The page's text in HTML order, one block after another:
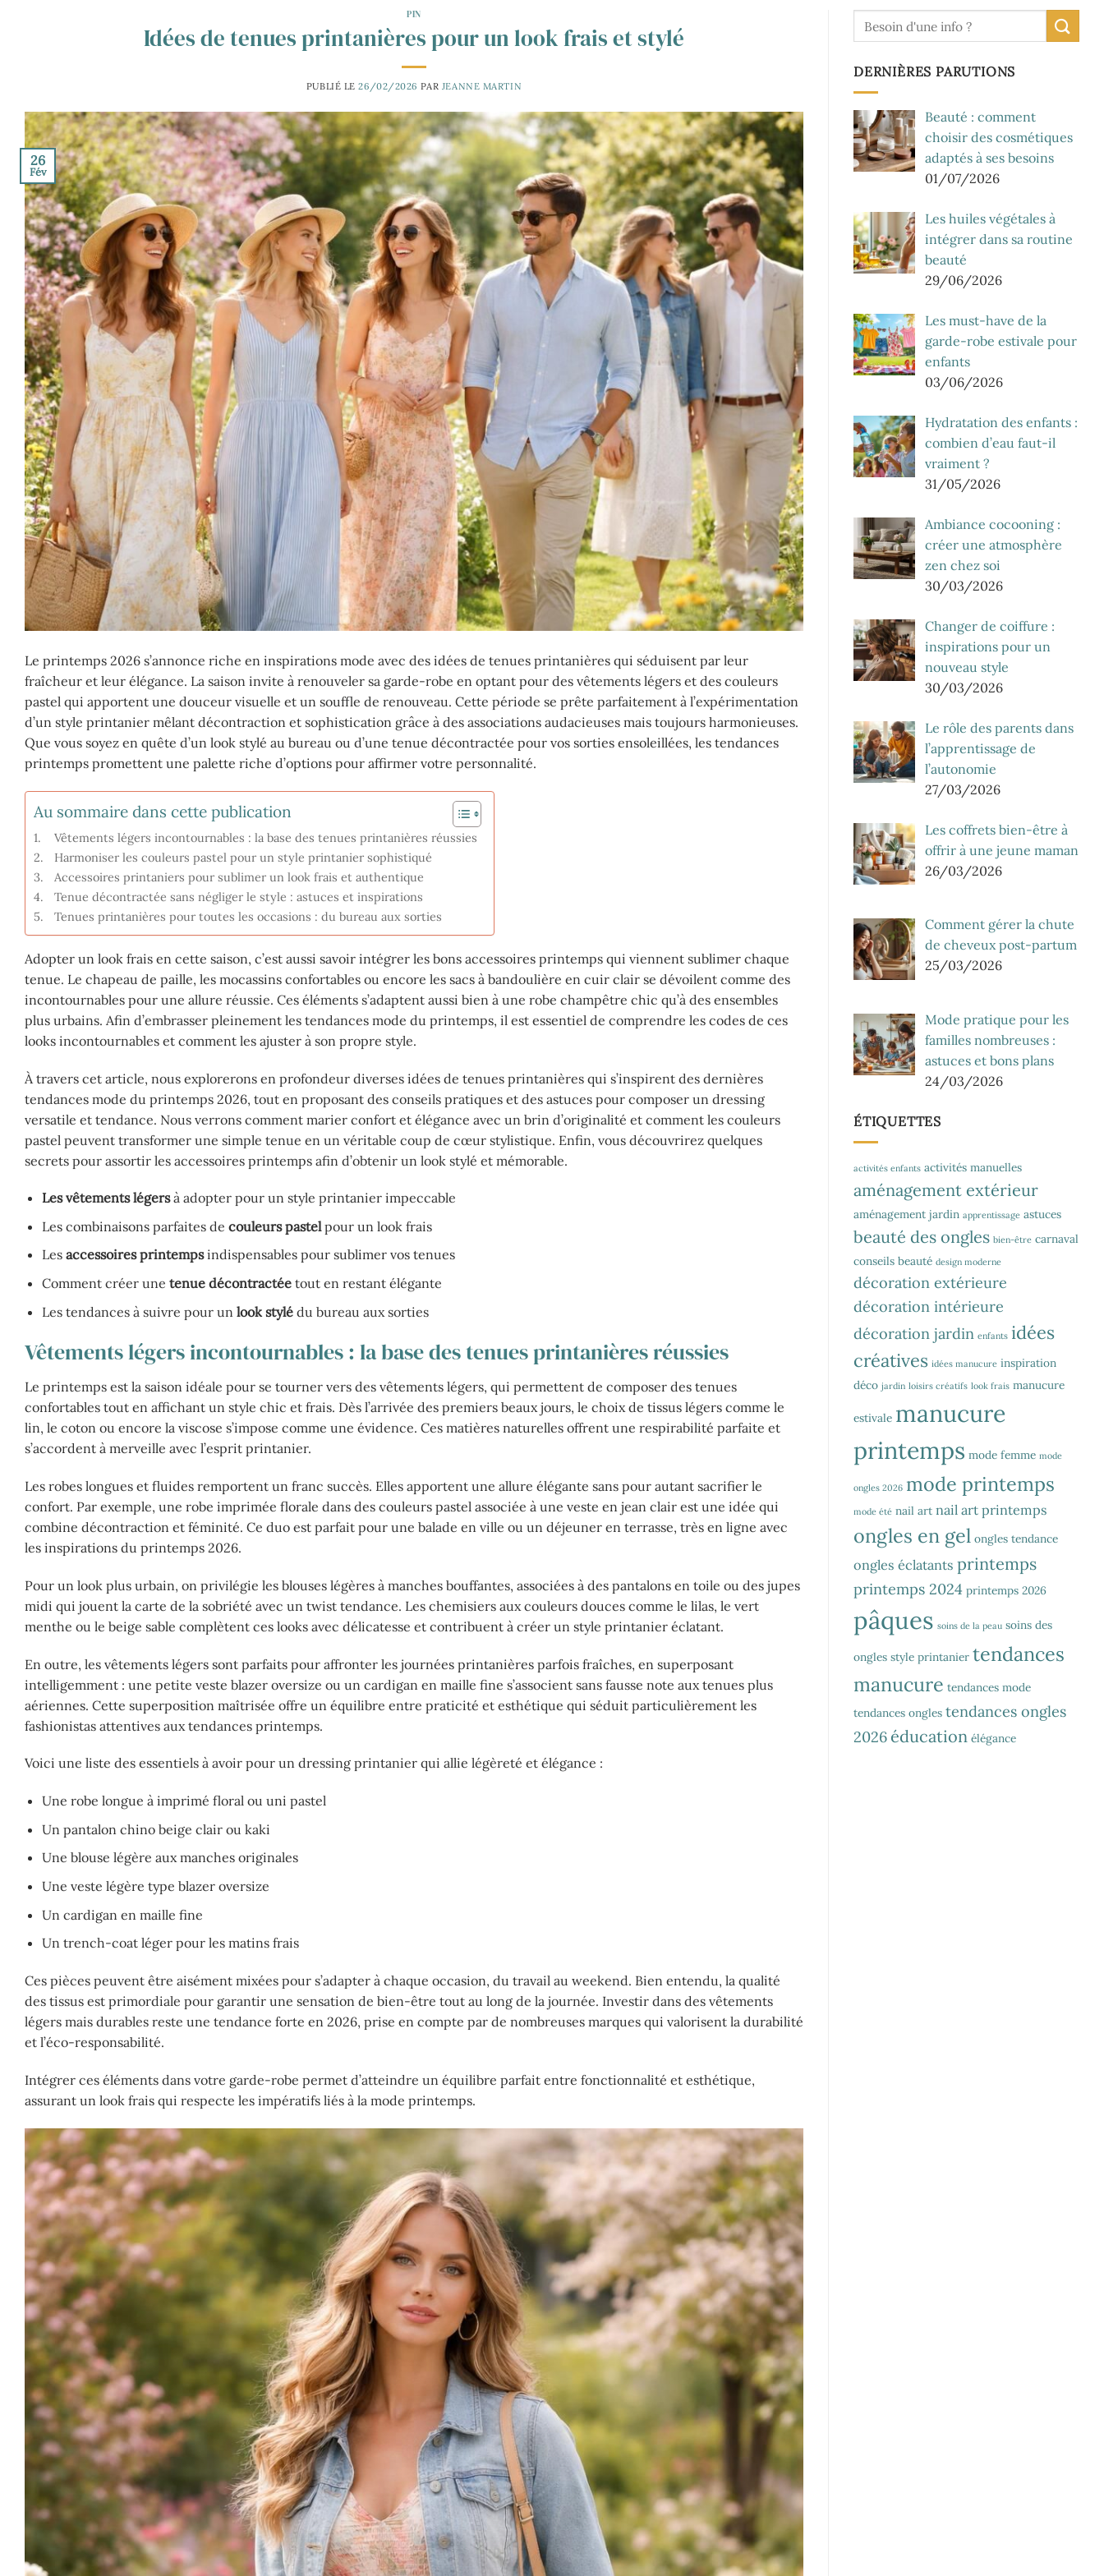
PIN
Idées de tenues printanières pour un look frais et stylé
PUBLIÉ LE26/02/2026 PAR JEANNE MARTIN
26
Fév
Le printemps 2026 s’annonce riche en inspirations mode avec des idées de tenues printanières qui séduisent par leur
fraîcheur et leur élégance. La saison invite à renouveler sa garde-robe en optant pour des vêtements légers et des couleurs
pastel qui apportent une douceur visuelle et un souffle de renouveau. Cette période se prête parfaitement à l’expérimentation
d’un style printanier mêlant décontraction et sophistication grâce à des associations audacieuses mais toujours harmonieuses.
Que vous soyez en quête d’un look stylé au bureau ou d’une tenue décontractée pour vos sorties ensoleillées, les tendances
printemps promettent une palette riche d’options pour affirmer votre personnalité.
Au sommaire dans cette publication
Vêtements légers incontournables : la base des tenues printanières réussies
Harmoniser les couleurs pastel pour un style printanier sophistiqué
Accessoires printaniers pour sublimer un look frais et authentique
Tenue décontractée sans négliger le style : astuces et inspirations
Tenues printanières pour toutes les occasions : du bureau aux sorties
Adopter un look frais en cette saison, c’est aussi savoir intégrer les bons accessoires printemps qui viennent sublimer chaque
tenue. Le chapeau de paille, les mocassins confortables ou encore les sacs à bandoulière en cuir clair se dévoilent comme des
incontournables pour une allure réussie. Ces éléments s’adaptent aussi bien à une robe champêtre chic qu’à des ensembles
plus urbains. Afin d’embrasser pleinement les tendances mode du printemps, il est essentiel de comprendre les codes de ces
looks incontournables et comment les ajuster à son propre style.
À travers cet article, nous explorerons en profondeur diverses idées de tenues printanières qui s’inspirent des dernières
tendances mode du printemps 2026, tout en proposant des conseils pratiques et des astuces pour composer un dressing
versatile et tendance. Nous verrons comment marier confort et élégance avec un brin d’originalité et comment les couleurs
pastel peuvent transformer une simple tenue en un véritable coup de cœur stylistique. Enfin, vous découvrirez quelques
secrets pour assortir les accessoires printemps afin d’obtenir un look stylé et mémorable.
Les vêtements légersà adopter pour un style printanier impeccable
Les combinaisons parfaites de couleurs pastelpour un look frais
Les accessoires printempsindispensables pour sublimer vos tenues
Comment créer une tenue décontractéetout en restant élégante
Les tendances à suivre pour un look stylédu bureau aux sorties
Vêtements légers incontournables : la base des tenues printanières réussies
Le printemps est la saison idéale pour se tourner vers des vêtements légers, qui permettent de composer des tenues
confortables tout en affichant un style chic et frais. Dès l’arrivée des premiers beaux jours, le choix de tissus légers comme le
lin, le coton ou encore la viscose s’impose comme une évidence. Ces matières naturelles offrent une respirabilité parfaite et
s’accordent à merveille avec l’esprit printanier.
Les robes longues et fluides remportent un franc succès. Elles apportent une allure élégante sans pour autant sacrifier le
confort. Par exemple, une robe imprimée florale dans des couleurs pastel associée à une veste en jean clair est une idée qui
combine décontraction et féminité. Ce duo est parfait pour une balade en ville ou un déjeuner en terrasse, très en ligne avec
les inspirations du printemps 2026.
Pour un look plus urbain, on privilégie les blouses légères à manches bouffantes, associées à des pantalons en toile ou des jupes
midi qui jouent la carte de la sobriété avec un twist tendance. Les chemisiers aux couleurs douces comme le lilas, le vert
menthe ou le beige sable complètent ces looks avec délicatesse et contribuent à créer un style printanier éclatant.
En outre, les vêtements légers sont parfaits pour affronter les journées printanières parfois fraîches, en superposant
intelligemment : une petite veste blazer oversize ou un cardigan en maille fine s’associent sans fausse note aux tenues plus
aériennes. Cette superposition maîtrisée offre un équilibre entre praticité et esthétique qui séduit particulièrement les
fashionistas attentives aux tendances printemps.
Voici une liste des essentiels à avoir pour un dressing printanier qui allie légèreté et élégance :
Une robe longue à imprimé floral ou uni pastel
Un pantalon chino beige clair ou kaki
Une blouse légère aux manches originales
Une veste légère type blazer oversize
Un cardigan en maille fine
Un trench-coat léger pour les matins frais
Ces pièces peuvent être aisément mixées pour s’adapter à chaque occasion, du travail au weekend. Bien entendu, la qualité
des tissus est primordiale pour garantir une sensation de bien-être tout au long de la journée. Investir dans des vêtements
légers mais durables reste une tendance forte en 2026, prise en compte par de nombreuses marques qui valorisent la durabilité
et l’éco-responsabilité.
Intégrer ces éléments dans votre garde-robe permet d’atteindre un équilibre parfait entre fonctionnalité et esthétique,
assurant un look frais qui respecte les impératifs liés à la mode printemps.
DERNIÈRES PARUTIONS
Beauté : comment
choisir des cosmétiques
adaptés à ses besoins
01/07/2026
Les huiles végétales à
intégrer dans sa routine
beauté
29/06/2026
Les must-have de la
garde-robe estivale pour
enfants
03/06/2026
Hydratation des enfants :
combien d’eau faut-il
vraiment ?
31/05/2026
Ambiance cocooning :
créer une atmosphère
zen chez soi
30/03/2026
Changer de coiffure :
inspirations pour un
nouveau style
30/03/2026
Le rôle des parents dans
l’apprentissage de
l’autonomie
27/03/2026
Les coffrets bien-être à
offrir à une jeune maman
26/03/2026
Comment gérer la chute
de cheveux post-partum
25/03/2026
Mode pratique pour les
familles nombreuses :
astuces et bons plans
24/03/2026
ÉTIQUETTES
activités enfants activités manuelles
aménagement extérieur
aménagement jardin apprentissage astuces
beauté des ongles bien-être carnaval
conseils beauté design moderne
décoration extérieure
décoration intérieure
décoration jardin enfants idées
créatives idées manucure inspiration
déco jardin loisirs créatifs look frais manucure
estivale manucure
printemps mode femme mode
ongles 2026 mode printemps
mode été nail art nail art printemps
ongles en gel ongles tendance
ongles éclatants printemps
printemps 2024 printemps 2026
pâques soins de la peau soins des
ongles style printanier tendances
manucure tendances mode
tendances ongles tendances ongles
2026 éducation élégance